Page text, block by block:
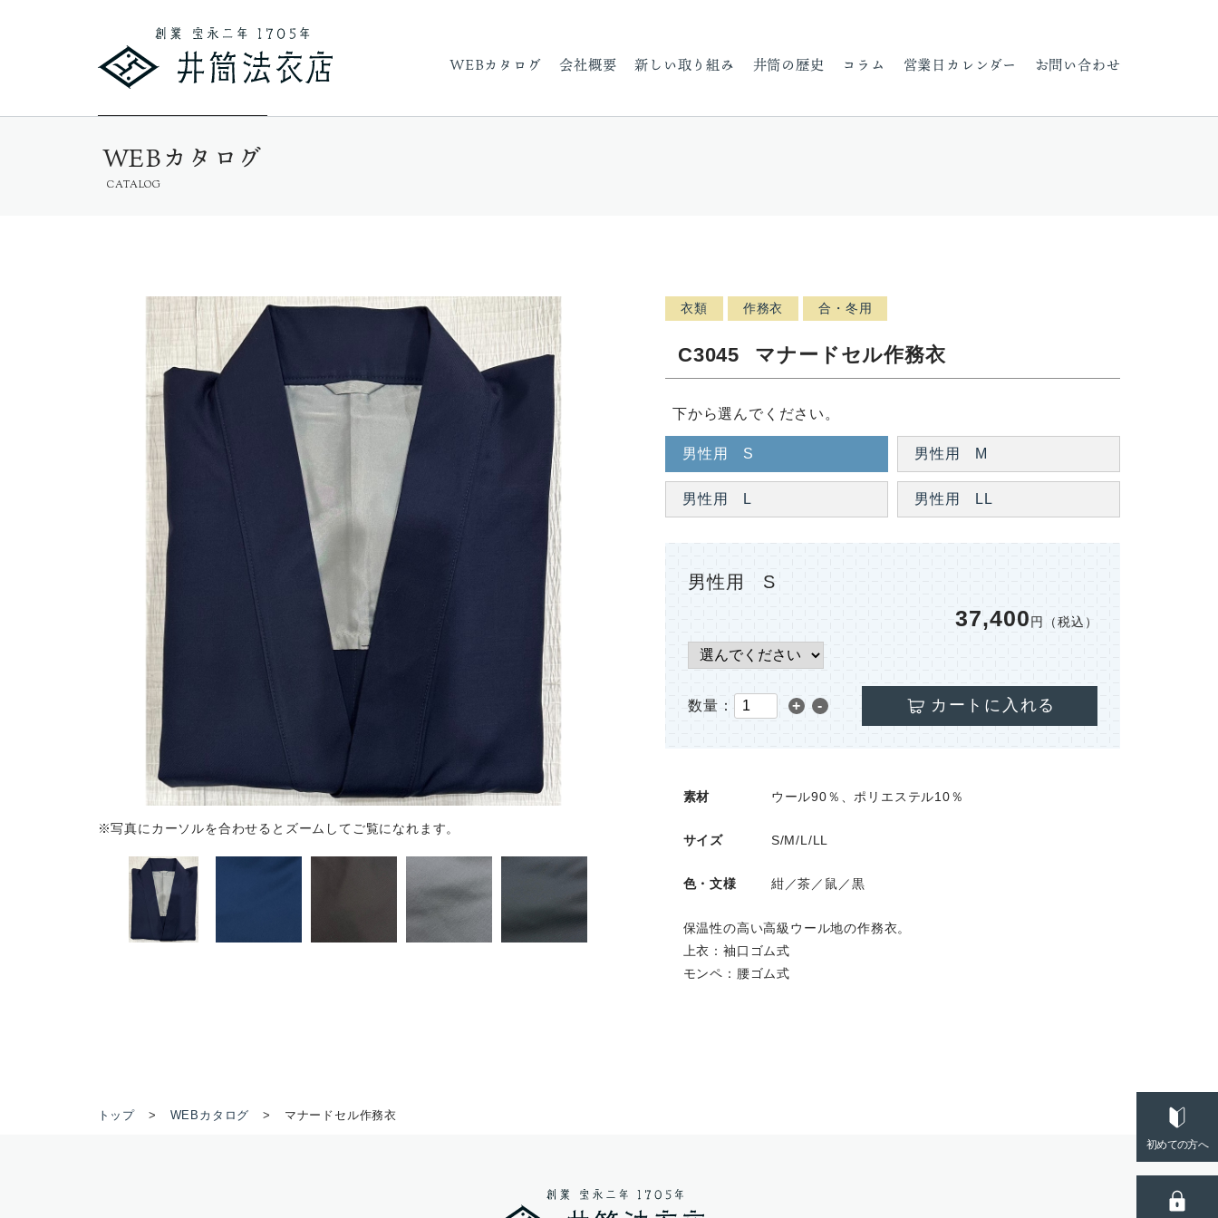
WEBカタログ 会社概要 新しい取り組み 井筒の歴史 コラム 営業日カレンダー お問い合わせ
初めての方へ
WEBカタログ
CATALOG
※写真にカーソルを合わせるとズームしてご覧になれます。
衣類 作務衣 合・冬用
C3045 マナードセル作務衣
下から選んでください。
男性用 S 男性用 M
男性用 L 男性用 LL
男性用 S
37,400円（税込）
数量： + - カートに入れる
素材 ウール90％、ポリエステル10％
サイズ S/M/L/LL
色・文様 紺／茶／鼠／黒
保温性の高い高級ウール地の作務衣。
上衣：袖口ゴム式
モンペ：腰ゴム式
トップ WEBカタログ マナードセル作務衣